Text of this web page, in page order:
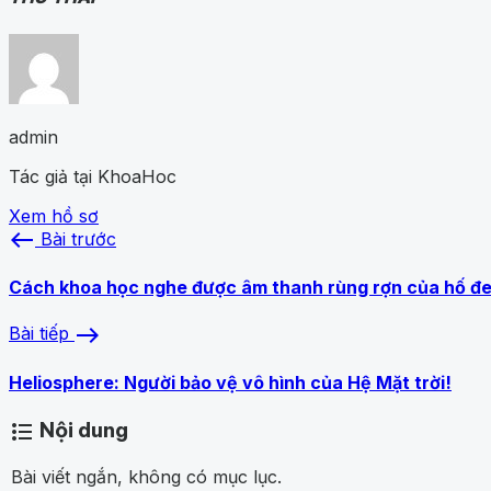
admin
Tác giả tại KhoaHoc
Xem hồ sơ
west Bài trước
Cách khoa học nghe được âm thanh rùng rợn của hố
Bài tiếp east
Heliosphere: Người bảo vệ vô hình của Hệ Mặt trời!
format_list_bulleted Nội dung
Bài viết ngắn, không có mục lục.